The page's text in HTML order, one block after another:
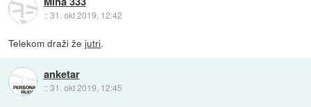
::31. okt 2019, 12:42
Telekom draži žejutri.
anketar
::31. okt 2019, 12:45